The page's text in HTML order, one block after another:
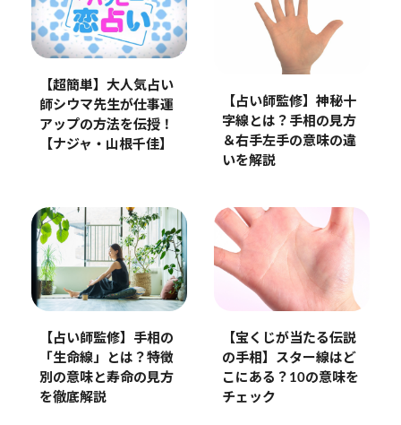
【超簡単】大人気占い
師シウマ先生が仕事運
アップの方法を伝授！
【ナジャ・山根千佳】
【占い師監修】神秘十
字線とは？手相の見方
＆右手左手の意味の違
いを解説
【占い師監修】手相の
「生命線」とは？特徴
別の意味と寿命の見方
を徹底解説
【宝くじが当たる伝説
の手相】スター線はど
こにある？10の意味を
チェック